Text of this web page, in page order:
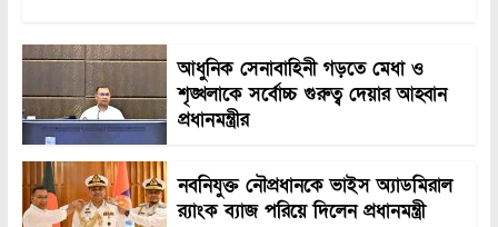
আধুনিক সেনাবাহিনী গড়তে মেধা ও
শৃঙ্খলাকে সর্বোচ্চ গুরুত্ব দেয়ার আহ্বান
প্রধানমন্ত্রীর
নবনিযুক্ত নৌপ্রধানকে ভাইস অ্যাডমিরাল
র‍্যাংক ব্যাজ পরিয়ে দিলেন প্রধানমন্ত্রী